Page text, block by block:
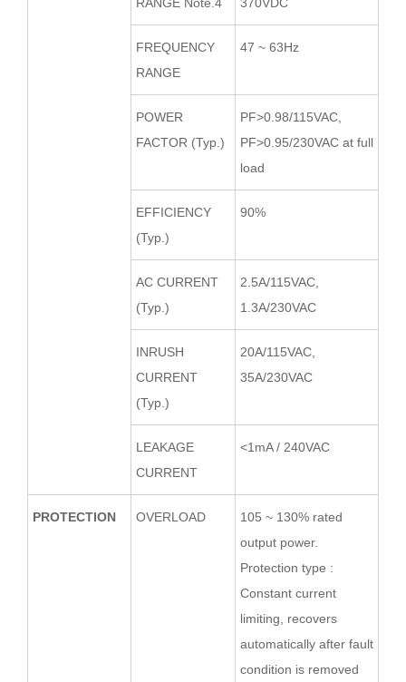
FREQUENCY
RANGE
47 ~ 63Hz
POWER
FACTOR (Typ.)
PF>0.98/115VAC,
PF>0.95/230VAC at full
load
EFFICIENCY
(Typ.)
90%
AC CURRENT
(Typ.)
2.5A/115VAC,
1.3A/230VAC
INRUSH
CURRENT
(Typ.)
20A/115VAC,
35A/230VAC
LEAKAGE
CURRENT
<1mA / 240VAC
PROTECTION OVERLOAD
105 ~ 130% rated
output power.
Protection type :
Constant current
limiting, recovers
automatically after fault
condition is removed